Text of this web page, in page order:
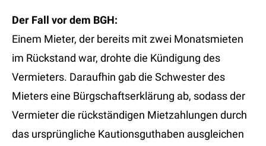
Der Fall vor dem BGH:
Einem Mieter, der bereits mit zwei Monatsmieten
im Rückstand war, drohte die Kündigung des
Vermieters. Daraufhin gab die Schwester des
Mieters eine Bürgschaftserklärung ab, sodass der
Vermieter die rückständigen Mietzahlungen durch
das ursprüngliche Kautionsguthaben ausgleichen